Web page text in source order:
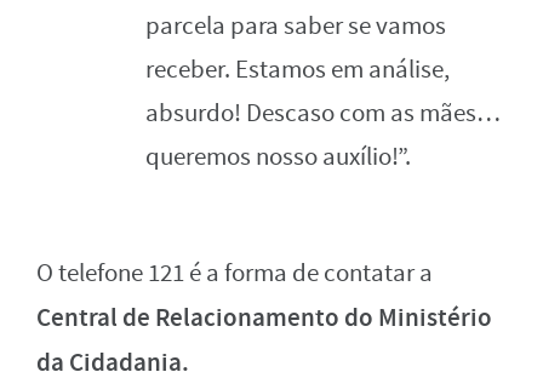
parcela para saber se vamos
receber. Estamos em análise,
absurdo! Descaso com as mães…
queremos nosso auxílio!”.
O telefone 121 é a forma de contatar a
Central de Relacionamento do Ministério
da Cidadania.